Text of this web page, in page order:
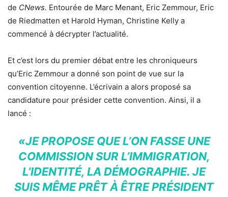
de CNews. Entourée de Marc Menant, Eric Zemmour, Eric
de Riedmatten et Harold Hyman, Christine Kelly a
commencé à décrypter l’actualité.
Et c’est lors du premier débat entre les chroniqueurs
qu’Eric Zemmour a donné son point de vue sur la
convention citoyenne. L’écrivain a alors proposé sa
candidature pour présider cette convention. Ainsi, il a
lancé :
«JE PROPOSE QUE L’ON FASSE UNE
COMMISSION SUR L’IMMIGRATION,
L’IDENTITÉ, LA DÉMOGRAPHIE. JE
SUIS MÊME PRÊT À ÊTRE PRÉSIDENT